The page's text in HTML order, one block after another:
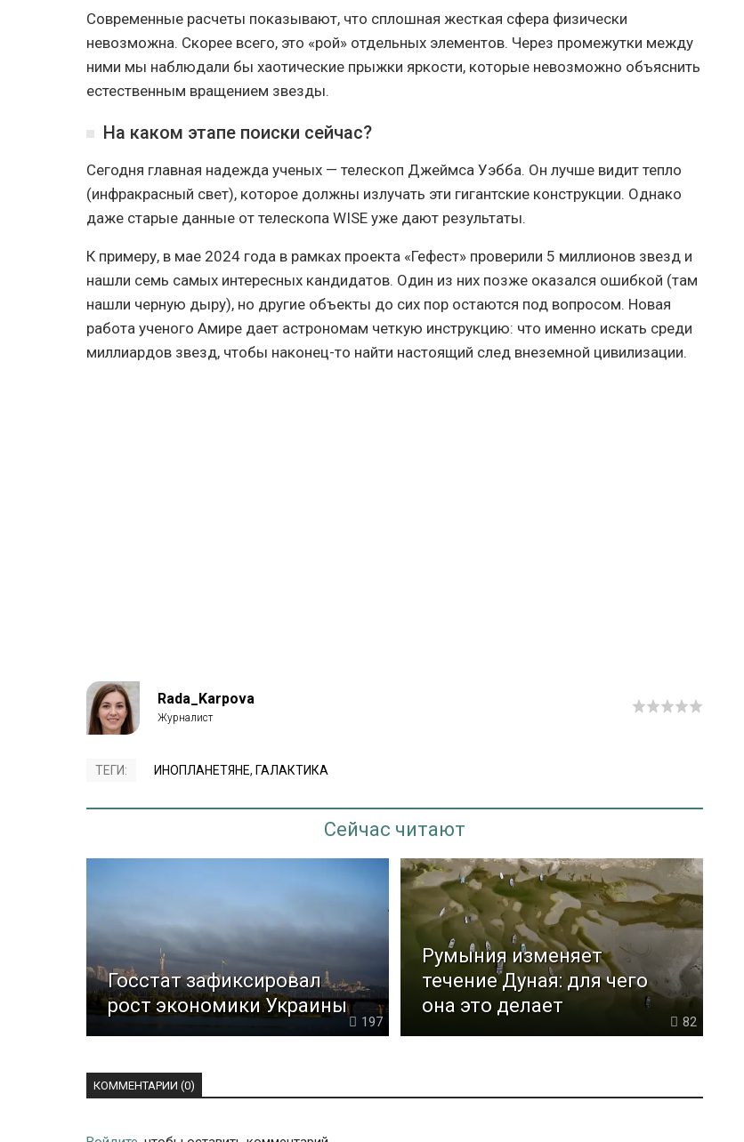
Современные расчеты показывают, что сплошная жесткая сфера физически
невозможна. Скорее всего, это «рой» отдельных элементов. Через промежутки между
ними мы наблюдали бы хаотические прыжки яркости, которые невозможно объяснить
естественным вращением звезды.
На каком этапе поиски сейчас?
Сегодня главная надежда ученых — телескоп Джеймса Уэбба. Он лучше видит тепло
(инфракрасный свет), которое должны излучать эти гигантские конструкции. Однако
даже старые данные от телескопа WISE уже дают результаты.
К примеру, в мае 2024 года в рамках проекта «Гефест» проверили 5 миллионов звезд и
нашли семь самых интересных кандидатов. Один из них позже оказался ошибкой (там
нашли черную дыру), но другие объекты до сих пор остаются под вопросом. Новая
работа ученого Амире дает астрономам четкую инструкцию: что именно искать среди
миллиардов звезд, чтобы наконец-то найти настоящий след внеземной цивилизации.
Rada_Karpova
ТЕГИ: ИНОПЛАНЕТЯНЕ, ГАЛАКТИКА
Сейчас читают
Госстат зафиксировал
рост экономики Украины
197
Румыния изменяет
течение Дуная: для чего
она это делает
82
КОММЕНТАРИИ (0)